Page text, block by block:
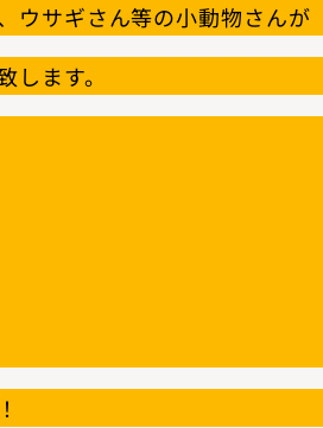
ウサギさん等の小動物さんが
ます。